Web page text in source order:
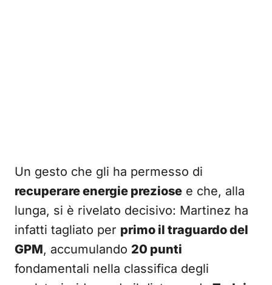
Un gesto che gli ha permesso di
recuperare energie preziose e che, alla
lunga, si è rivelato decisivo: Martinez ha
infatti tagliato per primo il traguardo del
GPM, accumulando 20 punti
fondamentali nella classifica degli